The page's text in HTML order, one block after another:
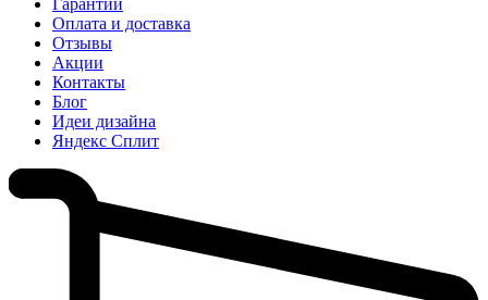
Гарантии
Оплата и доставка
Отзывы
Акции
Контакты
Блог
Идеи дизайна
Яндекс Сплит